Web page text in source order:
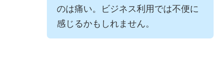
のは痛い。ビジネス利用では不便に
感じるかもしれません。